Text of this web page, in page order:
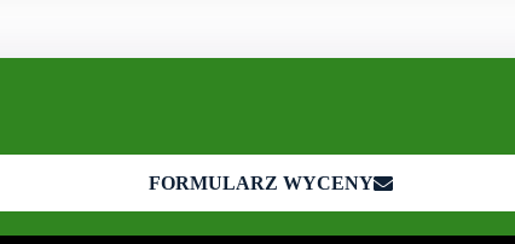
FORMULARZ WYCENY